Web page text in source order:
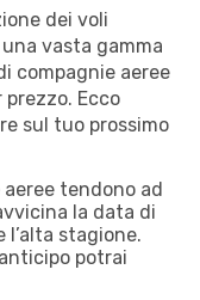
dei voli
vasta gamma
compagnie aeree
Ecco
sul tuo prossimo
tendono ad
la data di
stagione.
potrai